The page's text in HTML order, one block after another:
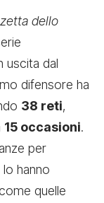
dello
uscita dal
difensore ha
38 reti,
15 occasioni.
per
hanno
quelle